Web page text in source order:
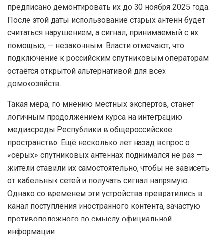
предписано демонтировать их до 30 ноября 2025 года.
После этой даты использование старых антенн будет
считаться нарушением, а сигнал, принимаемый с их
помощью, — незаконным. Власти отмечают, что
подключение к российским спутниковым операторам
остаётся открытой альтернативой для всех
домохозяйств.
Такая мера, по мнению местных экспертов, станет
логичным продолжением курса на интеграцию
медиасреды Республики в общероссийское
пространство. Ещё несколько лет назад вопрос о
«серых» спутниковых антеннах поднимался не раз —
жители ставили их самостоятельно, чтобы не зависеть
от кабельных сетей и получать сигнал напрямую.
Однако со временем эти устройства превратились в
канал поступления иностранного контента, зачастую
противоположного по смыслу официальной
информации.